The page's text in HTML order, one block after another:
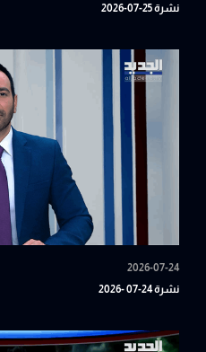
نشرة 25-07-2026
2026-07-24
نشرة 24-07 -2026